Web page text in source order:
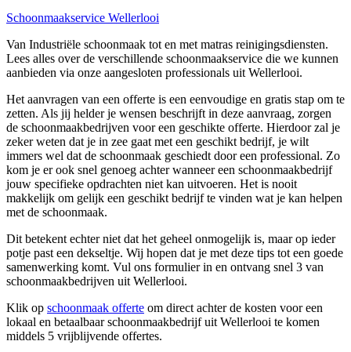
Schoonmaakservice Wellerlooi
Van Industriële schoonmaak tot en met matras reinigingsdiensten.
Lees alles over de verschillende schoonmaakservice die we kunnen
aanbieden via onze aangesloten professionals uit Wellerlooi.
Het aanvragen van een offerte is een eenvoudige en gratis stap om te
zetten. Als jij helder je wensen beschrijft in deze aanvraag, zorgen
de schoonmaakbedrijven voor een geschikte offerte. Hierdoor zal je
zeker weten dat je in zee gaat met een geschikt bedrijf, je wilt
immers wel dat de schoonmaak geschiedt door een professional. Zo
kom je er ook snel genoeg achter wanneer een schoonmaakbedrijf
jouw specifieke opdrachten niet kan uitvoeren. Het is nooit
makkelijk om gelijk een geschikt bedrijf te vinden wat je kan helpen
met de schoonmaak.
Dit betekent echter niet dat het geheel onmogelijk is, maar op ieder
potje past een dekseltje. Wij hopen dat je met deze tips tot een goede
samenwerking komt. Vul ons formulier in en ontvang snel 3 van
schoonmaakbedrijven uit Wellerlooi.
Klik op schoonmaak offerte om direct achter de kosten voor een
lokaal en betaalbaar schoonmaakbedrijf uit Wellerlooi te komen
middels 5 vrijblijvende offertes.